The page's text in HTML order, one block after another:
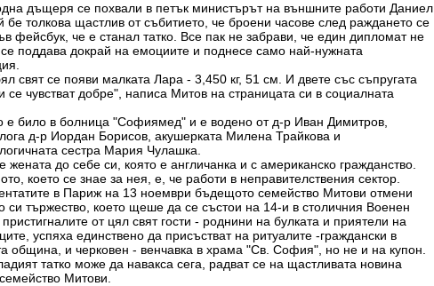
дъщеря се похвали в петък министърът на външните работи Даниел
бе толкова щастлив от събитието, че броени часове след раждането се
фейсбук, че е станал татко. Все пак не забрави, че един дипломат не
поддава докрай на емоциите и поднесе само най-нужната
свят се появи малката Лара - 3,450 кг, 51 см. И двете със съпругата
чувстват добре", написа Митов на страницата си в социалната
е било в болница "Софиямед" и е водено от д-р Иван Димитров,
д-р Иордан Борисов, акушерката Милена Трайкова и
сестра Мария Чулашка.
жената до себе си, която е англичанка и с американско гражданство.
което се знае за нея, е, че работи в неправителствения сектор.
в Париж на 13 ноември бъдещото семейство Митови отмени
си тържество, което щеше да се състои на 14-и в столичния Военен
пристигналите от цял свят гости - роднини на булката и приятели на
успяха единствено да присъстват на ритуалите -граждански в
община, и черковен - венчавка в храма "Св. София", но не и на купон.
татко може да навакса сега, радват се на щастливата новина
Митови.